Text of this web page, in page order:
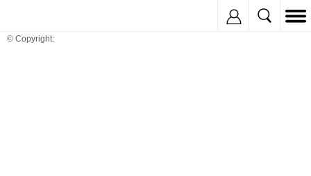
© Copyright: